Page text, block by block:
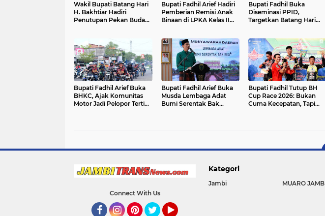
Wakil Bupati Batang Hari
H. Bakhtiar Hadiri
Penutupan Pekan Budaya
Bupati Fadhil Arief Hadiri
Pemberian Remisi Anak
Binaan di LPKA Kelas II
Bupati Fadhil Buka
Diseminasi PPID,
Targetkan Batang Hari
Bupati Fadhil Arief Buka
BHKC, Ajak Komunitas
Motor Jadi Pelopor Tertib
Bupati Fadhil Arief Buka
Musda Lembaga Adat
Bumi Serentak Bak
Bupati Fadhil Tutup BH
Cup Race 2026: Bukan
Cuma Kecepatan, Tapi
Connect With Us
Kategori
Jambi MUARO JAMB